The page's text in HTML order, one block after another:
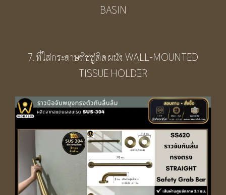
BASIN
7. ที่ใส่กระดาษทิชชู่ติดผนัง WALL-MOUNTED
TISSUE HOLDER